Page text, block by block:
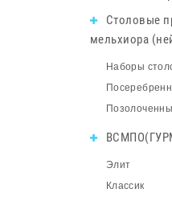
Столовые
мельхиора
Наборы
Элит
Классик